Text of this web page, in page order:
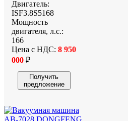
Двигатель:
ISF3.8S5168
Мощность
двигателя, л.с.:
166
Цена с НДС: 8 950
000 ₽
Получить
предложение